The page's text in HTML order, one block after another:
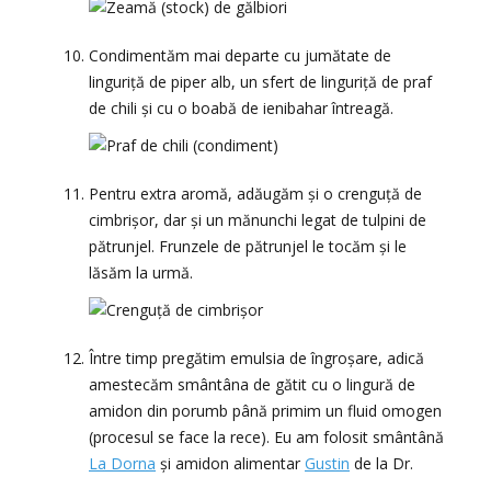
Condimentăm mai departe cu jumătate de
linguriță de piper alb, un sfert de linguriță de praf
de chili și cu o boabă de ienibahar întreagă.
Pentru extra aromă, adăugăm și o crenguță de
cimbrișor, dar și un mănunchi legat de tulpini de
pătrunjel. Frunzele de pătrunjel le tocăm și le
lăsăm la urmă.
Între timp pregătim emulsia de îngroșare, adică
amestecăm smântâna de gătit cu o lingură de
amidon din porumb până primim un fluid omogen
(procesul se face la rece). Eu am folosit smântână
La Dorna și amidon alimentar Gustin de la Dr.